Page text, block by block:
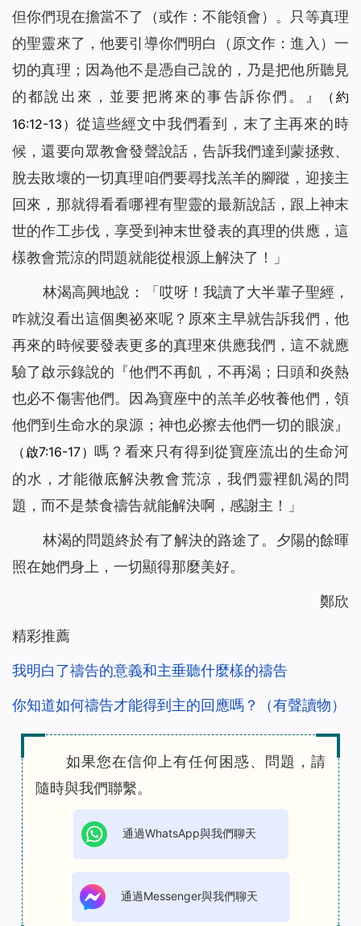
但你們現在擔當不了
（或作：不能領會） 。只等真理
的聖靈來了，他要引導你們明白
（原文作：進入）一
切的真理；因為他不是憑自己說的，乃是把他所聽見
的都說出來，並要把將來的事告訴你們。
』
（約
16:12-13） 從這些經文中我們看到，末了主再來的時
候，還要向眾教會發聲說話，告訴我們達到蒙拯救、
脫去敗壞的一切真理咱們要尋找羔羊的腳蹤，迎接主
回來，那就得看看哪裡有聖靈的最新說話，跟上神末
世的作工步伐，享受到神末世發表的真理的供應，這
樣教會荒涼的問題就能從根源上解決了！」
林渴高興地說：「哎呀！我讀了大半輩子聖經，
咋就沒看出這個奧祕來呢？原來主早就告訴我們，他
再來的時候要發表更多的真理來供應我們，這不就應
驗了啟示錄說的『他們不再飢，不再渴；日頭和炎熱
也必不傷害他們。因為寶座中的羔羊必牧養他們，領
他們到生命水的泉源；神也必擦去他們一切的眼淚 』
（啟7:16-17）嗎？看來只有得到從寶座流出的生命河
的水，才能徹底解決教會荒涼，我們靈裡飢渴的問
題，而不是禁食禱告就能解決啊，感謝主！」
林渴的問題終於有了解決的路途了。夕陽的餘暉
照在她們身上，一切顯得那麼美好。
鄭欣
精彩推薦
我明白了禱告的意義和主垂聽什麼樣的禱告
你知道如何禱告才能得到主的回應嗎？（有聲讀物）
如果您在信仰上有任何困惑、問題，請
隨時與我們聯繫。
通過WhatsApp與我們聊天
通過Messenger與我們聊天